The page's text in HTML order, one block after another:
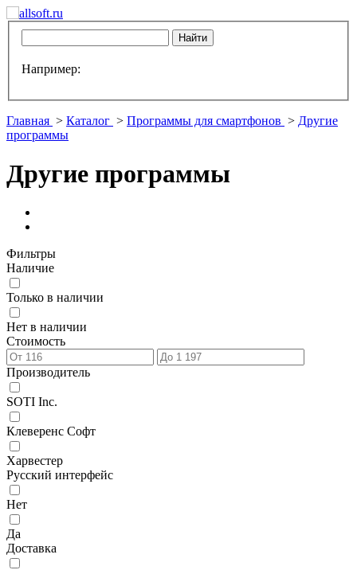
Например:
Главная > Каталог > Программы для смартфонов > Другие
программы
Другие программы
Фильтры
Наличие
Только в наличии
Нет в наличии
Стоимость
Производитель
SOTI Inc.
Клеверенс Софт
Харвестер
Русский интерфейс
Нет
Да
Доставка